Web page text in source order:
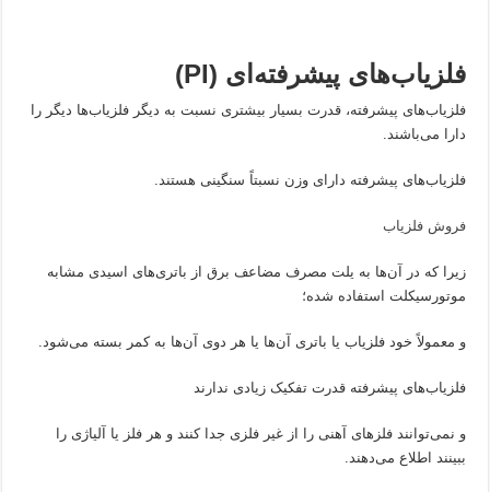
فلزیاب‌های پیشرفته‌ای (PI)
فلزیاب‌های پیشرفته، قدرت بسیار بیشتری نسبت به دیگر فلزیاب‌ها دیگر را
دارا می‌باشند.
فلزیاب‌های پیشرفته دارای وزن نسبتاً سنگینی هستند.
فروش فلزیاب
زیرا که در آن‌ها به یلت مصرف مضاعف برق از باتری‌های اسیدی مشابه
موتورسیکلت استفاده شده؛
و معمولاً خود فلزیاب یا باتری آن‌ها یا هر دوی آن‌ها به کمر بسته می‌شود.
فلزیاب‌های پیشرفته قدرت تفکیک زیادی ندارند
و نمی‌توانند فلزهای آهنی را از غیر فلزی جدا کنند و هر فلز یا آلیاژی را
ببینند اطلاع می‌دهند.